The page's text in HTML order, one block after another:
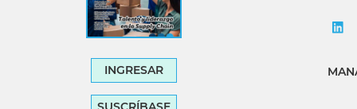
INGRESAR